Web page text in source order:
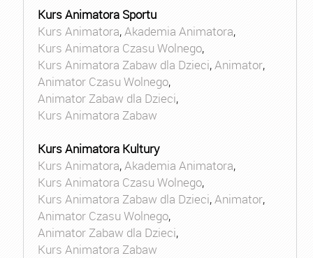
Kurs Animatora Sportu
Kurs Animatora,Akademia Animatora,
Kurs Animatora Czasu Wolnego,
Kurs Animatora Zabaw dla Dzieci,Animator,
Animator Czasu Wolnego,
Animator Zabaw dla Dzieci,
Kurs Animatora Zabaw
Kurs Animatora Kultury
Kurs Animatora,Akademia Animatora,
Kurs Animatora Czasu Wolnego,
Kurs Animatora Zabaw dla Dzieci,Animator,
Animator Czasu Wolnego,
Animator Zabaw dla Dzieci,
Kurs Animatora Zabaw